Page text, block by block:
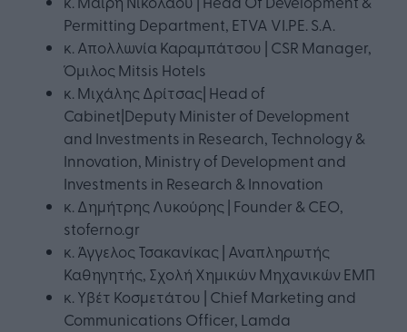
Permitting Department, ΕΤVA VI.PE. S.A.
κ. Απολλωνία Καραμπάτσου | CSR Manager,
Όμιλος Mitsis Hotels
κ. Μιχάλης Δρίτσας| Head of
Cabinet|Deputy Minister of Development
and Investments in Research, Technology &
Innovation, Ministry of Development and
Investments in Research & Innοvation
κ. Δημήτρης Λυκούρης | Founder & CEO,
stoferno.gr
κ. Άγγελος Τσακανίκας | Αναπληρωτής
Καθηγητής, Σχολή Χημικών Μηχανικών ΕΜΠ
κ. Υβέτ Κοσμετάτου | Chief Marketing and
Communications Officer, Lamda